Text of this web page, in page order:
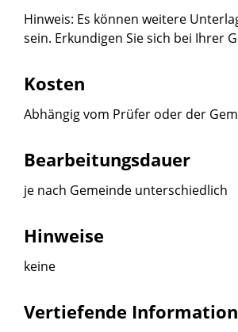
Hinweis: Es können weitere
sein. Erkundigen Sie sich bei Ihrer
Kosten
Abhängig vom Prüfer oder der
Bearbeitungsdauer
je nach Gemeinde unterschiedlich
Hinweise
keine
Vertiefende